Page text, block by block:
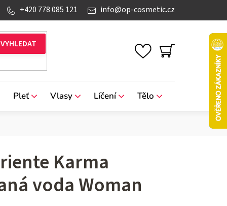
info@op-cosmetic.cz
+420 778 085 121
NÁKUPNÍ
Pleť Vlasy Líčení Tělo
Karma
voda Woman